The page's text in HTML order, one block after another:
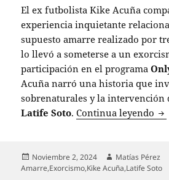
El ex futbolista Kike Acuña
experiencia inquietante
supuesto amarre realizado por
lo llevó a someterse a un
participación en el programa
Acuña narró una historia que
sobrenaturales y la intervención
Latife Soto.Continua leyendo
Publicado
el
Noviembre 2, 2024 Autor
Matías Pérez
Amarre,Exorcismo,Kike Acuña,Latife Soto